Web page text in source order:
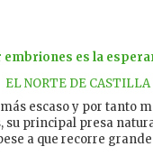
es la
EL NORTE DE CASTILLA
escaso y por tanto
su principal presa
a que recorre